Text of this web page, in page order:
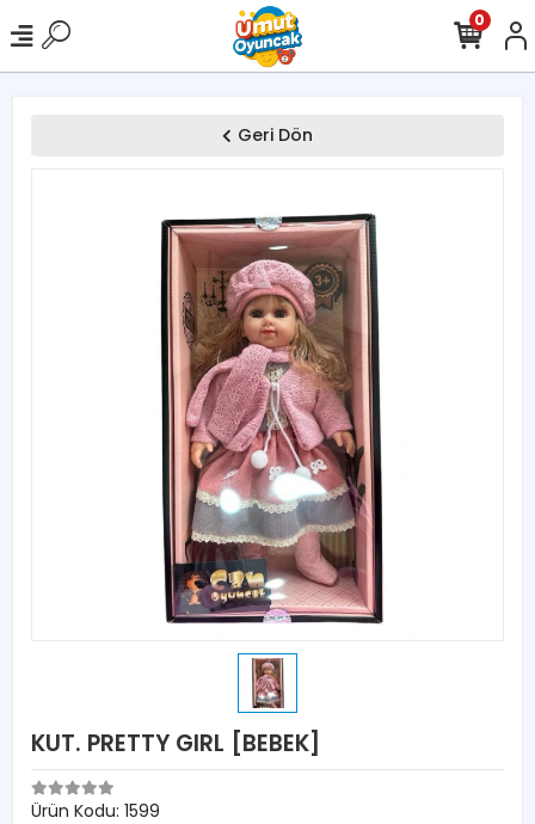
0
Geri Dön
KUT. PRETTY GIRL [BEBEK]
Ürün Kodu: 1599